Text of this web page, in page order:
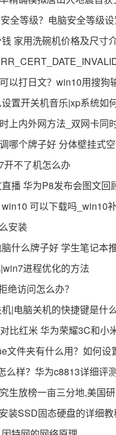
全等级？电脑安全等级
家用洗碗机价格及尺寸
以打日文？win10用搜狗
置开关机音乐|xp系统如
上内外网方法_双网卡同
哪个牌子好 分体壁挂式
不了机怎么办
播 华为P8发布会图文回
可以下载吗_win10
安装
什么牌子好 学生笔记本
进程优化的方法
绝访问怎么办？
|电脑关机的快捷键是什
比红米 华为荣耀3C和小
文件夹有什么用？如何
么样？华为c8813详细评
生放榜一亩三分地,美国
装SSD固态硬盘的详细教